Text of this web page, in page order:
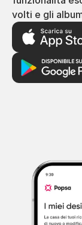
volti e gli